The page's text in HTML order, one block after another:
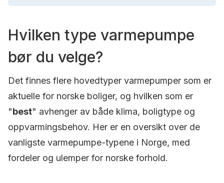
Hvilken type varmepumpe
bør du velge?
Det finnes flere hovedtyper varmepumper som er
aktuelle for norske boliger, og hvilken som er
"best" avhenger av både klima, boligtype og
oppvarmingsbehov. Her er en oversikt over de
vanligste varmepumpe-typene i Norge, med
fordeler og ulemper for norske forhold.